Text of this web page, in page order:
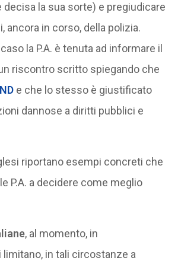
decisa la sua sorte) e pregiudicare
ancora in corso, della polizia.
la P.A. è tenuta ad informare il
riscontro scritto spiegando che
e che lo stesso è giustificato
dannose a diritti pubblici e
riportano esempi concreti che
P.A. a decidere come meglio
, al momento, in
in tali circostanze a